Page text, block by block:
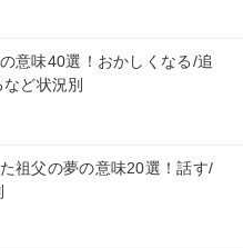
意味40選！おかしくなる/追
ど状況別
祖父の夢の意味20選！話す/